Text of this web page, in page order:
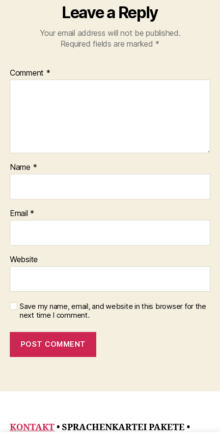
Leave a Reply
Your email address will not be published.
Required fields are marked *
Comment *
Name *
Email *
Website
Save my name, email, and website in this browser for the
next time I comment.
KONTAKT • SPRACHENKARTEI PAKETE •